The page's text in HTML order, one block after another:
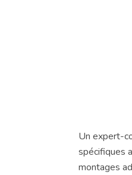
Un expert-
spécifiques
montages